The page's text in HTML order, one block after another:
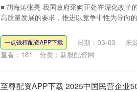
■ 胡海涛张亮 我国政府采购正处在深化改革
高质量发展的要求，推进以竞争中性为导向
一点钱程配资APP下载 日期：03-03
来
查看： 181 分类： 新股配资网
至尊配资APP下载 2025中国民营企业